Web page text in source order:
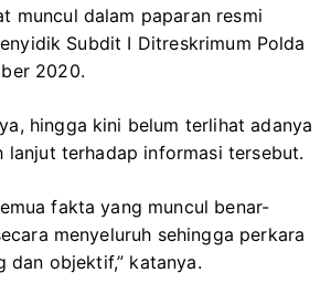
muncul dalam paparan resmi
Subdit I Ditreskrimum Polda
2020.
hingga kini belum terlihat adanya
lanjut terhadap informasi tersebut.
fakta yang muncul benar-
menyeluruh sehingga perkara
dan objektif,” katanya.